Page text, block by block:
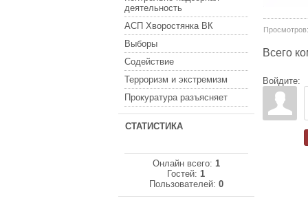
деятельность
АСП Хворостянка ВК
Выборы
Содействие
Терроризм и экстремизм
Прокуратура разъясняет
СТАТИСТИКА
Онлайн всего: 1
Гостей:1
Пользователей: 0
Просмотров:
Всего
Войдите: